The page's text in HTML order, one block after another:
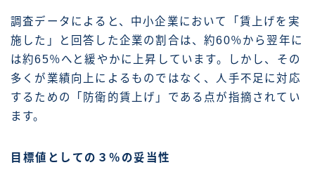
調査データによると、中小企業において「賃上げを実
施した」と回答した企業の割合は、約60％から翌年に
は約65％へと緩やかに上昇しています。しかし、その
多くが業績向上によるものではなく、人手不足に対応
するための「防衛的賃上げ」である点が指摘されてい
ます。
目標値としての３％の妥当性